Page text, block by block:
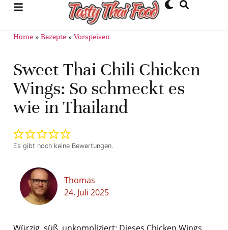
Home» Rezepte» Vorspeisen
Sweet Thai Chili Chicken
Wings: So schmeckt es
wie in Thailand
Es gibt noch keine Bewertungen.
Thomas
24. Juli 2025